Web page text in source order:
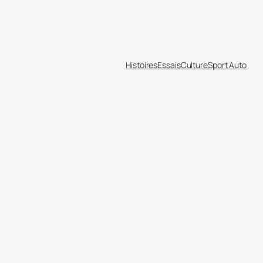
HistoiresEssaisCultureSport Auto